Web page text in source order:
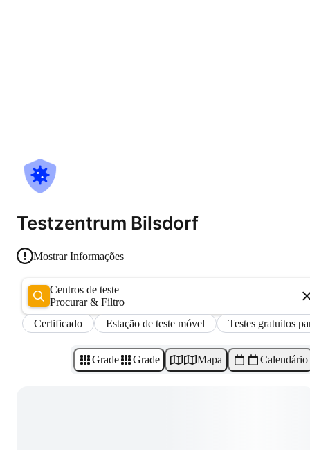
Testzentrum Bilsdorf
Mostrar Informações
Centros de teste
Procurar & Filtro
Certificado
Estação de teste móvel Testes gratuitos
Grade Grade Mapa Calendário